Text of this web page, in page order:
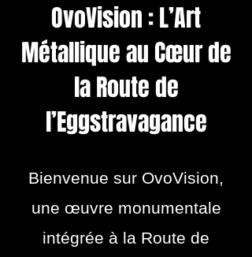
OvoVision : L’Art
Métallique au Cœur de
la Route de
l’Eggstravagance
Bienvenue sur OvoVision,
une œuvre monumentale
intégrée à la Route de